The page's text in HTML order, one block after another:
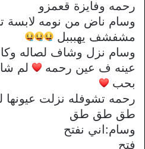
رحمه وفايزة قعمزو
وسام ناض من نومه لابسة
مشفشف يهبببل
وسام نزل وشاف لصاله
عينه ف عين رحمه
لم
بحب
رحمه تشوفله نزلت عيونها
طق طق طق
وسام:اني نفتح
فتح